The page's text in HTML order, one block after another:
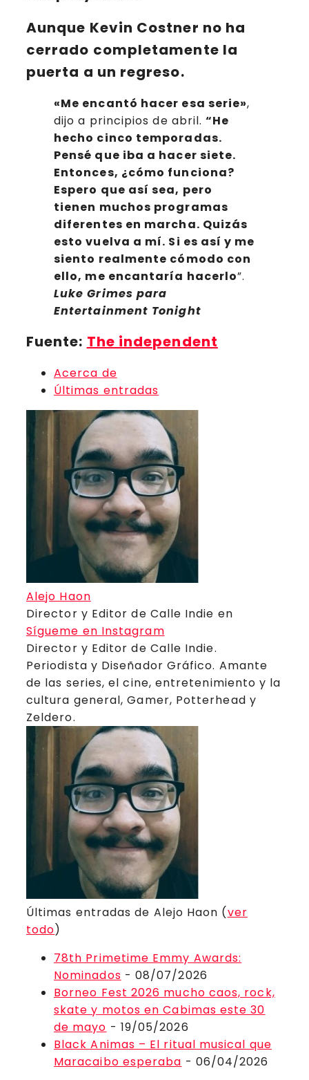
Aunque Kevin Costner no ha
cerrado completamente la
puerta a un regreso.
«Me encantó hacer esa serie»,
dijo a principios de abril.“He
hecho cinco temporadas.
Pensé que iba a hacer siete.
Entonces, ¿cómo funciona?
Espero que así sea, pero
tienen muchos programas
diferentes en marcha. Quizás
esto vuelva a mí. Si es así y me
siento realmente cómodo con
ello, me encantaría hacerlo”.
Luke Grimes para
Entertainment Tonight
Fuente: The independent
Acerca de
Últimas entradas
Alejo Haon
Director y Editor de Calle Indie en
Sígueme en Instagram
Director y Editor de Calle Indie.
Periodista y Diseñador Gráfico. Amante
de las series, el cine, entretenimiento y la
cultura general, Gamer, Potterhead y
Zeldero.
Últimas entradas de Alejo Haon (ver
todo)
78th Primetime Emmy Awards:
Nominados - 08/07/2026
Borneo Fest 2026 mucho caos, rock,
skate y motos en Cabimas este 30
de mayo - 19/05/2026
Black Animas – El ritual musical que
Maracaibo esperaba - 06/04/2026